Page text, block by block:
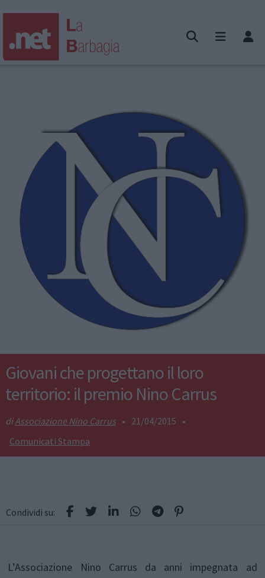
Giovani che progettano il loro
territorio: il premio Nino Carrus
Associazione Nino Carrus • 21/04/2015 •
Comunicati Stampa
Condividi su:
L’Associazione Nino Carrus da anni impegnata ad